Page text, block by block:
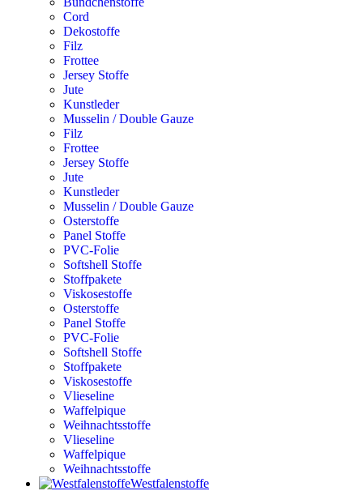
Cord
Dekostoffe
Filz
Frottee
Jersey Stoffe
Jute
Kunstleder
Musselin / Double Gauze
Filz
Frottee
Jersey Stoffe
Jute
Kunstleder
Musselin / Double Gauze
Osterstoffe
Panel Stoffe
PVC-Folie
Softshell Stoffe
Stoffpakete
Viskosestoffe
Osterstoffe
Panel Stoffe
PVC-Folie
Softshell Stoffe
Stoffpakete
Viskosestoffe
Vlieseline
Waffelpique
Weihnachtsstoffe
Vlieseline
Waffelpique
Weihnachtsstoffe
Westfalenstoffe